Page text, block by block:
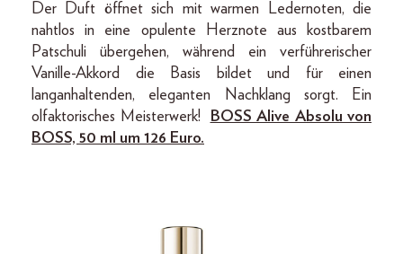
Der Duft öffnet sich mit warmen Ledernoten, die
nahtlos in eine opulente Herznote aus kostbarem
Patschuli übergehen, während ein verführerischer
Vanille-Akkord die Basis bildet und für einen
langanhaltenden, eleganten Nachklang sorgt. Ein
olfaktorisches Meisterwerk! BOSS Alive Absolu von
BOSS, 50 ml um 126 Euro.